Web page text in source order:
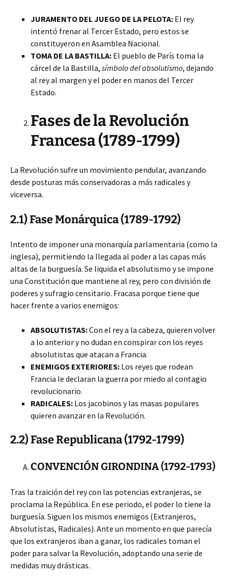
JURAMENTO DEL JUEGO DE LA PELOTA: El rey
intentó frenar al Tercer Estado, pero estos se
constituyeron en Asamblea Nacional.
TOMA DE LA BASTILLA: El pueblo de París toma la
cárcel de la Bastilla, símbolo del absolutismo, dejando
al rey al margen y el poder en manos del Tercer
Estado.
Fases de la Revolución
Francesa (1789-1799)
La Revolución sufre un movimiento pendular, avanzando
desde posturas más conservadoras a más radicales y
viceversa.
2.1) Fase Monárquica (1789-1792)
Intento de imponer una monarquía parlamentaria (como la
inglesa), permitiendo la llegada al poder a las capas más
altas de la burguesía. Se liquida el absolutismo y se impone
una Constitución que mantiene al rey, pero con división de
poderes y sufragio censitario. Fracasa porque tiene que
hacer frente a varios enemigos:
ABSOLUTISTAS:Con el rey a la cabeza, quieren volver
a lo anterior y no dudan en conspirar con los reyes
absolutistas que atacan a Francia.
ENEMIGOS EXTERIORES: Los reyes que rodean
Francia le declaran la guerra por miedo al contagio
revolucionario.
RADICALES: Los jacobinos y las masas populares
quieren avanzar en la Revolución.
2.2) Fase Republicana (1792-1799)
CONVENCIÓN GIRONDINA (1792-1793)
Tras la traición del rey con las potencias extranjeras, se
proclama la República. En ese periodo, el poder lo tiene la
burguesía. Siguen los mismos enemigos (Extranjeros,
Absolutistas, Radicales). Ante un momento en que parecía
que los extranjeros iban a ganar, los radicales toman el
poder para salvar la Revolución, adoptando una serie de
medidas muy drásticas.